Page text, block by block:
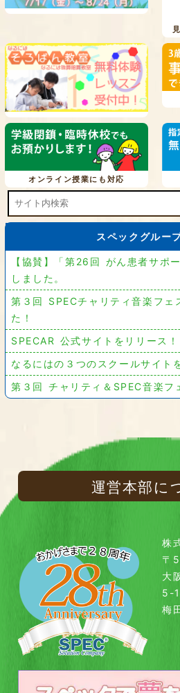
オンライン授業にも対応
スペックグルー
【協賛】「第26回 がん患者サポ
しました。
第３回 SPECチャリティ音楽フェ
た！
SPECAR 公式サイトをリリース！
なるにはの３つのスクールサイト
第３回 チャリティ＆SPEC音楽フ
運営本部に
株
〒
大
5-
梅